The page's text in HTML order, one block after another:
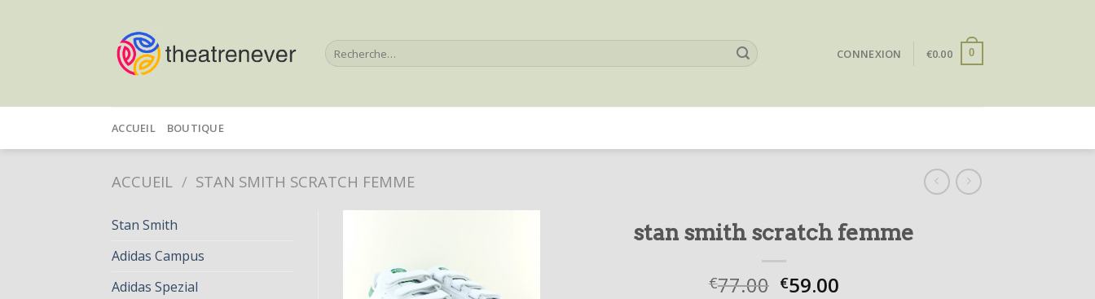
Recherche
pour :
CONNEXION €0.00 0
ACCUEIL BOUTIQUE
ACCUEIL / STAN SMITH SCRATCH FEMME
Stan Smith
Adidas Campus
Adidas Spezial
stan smith scratch femme
€77.00 €59.00